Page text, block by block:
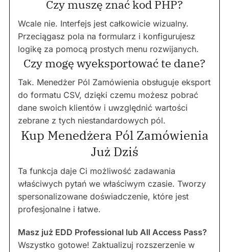
Czy muszę znać kod PHP?
Wcale nie. Interfejs jest całkowicie wizualny.
Przeciągasz pola na formularz i konfigurujesz
logikę za pomocą prostych menu rozwijanych.
Czy mogę wyeksportować te dane?
Tak. Menedżer Pól Zamówienia obsługuje eksport
do formatu CSV, dzięki czemu możesz pobrać
dane swoich klientów i uwzględnić wartości
zebrane z tych niestandardowych pól.
Kup Menedżera Pól Zamówienia
Już Dziś
Ta funkcja daje Ci możliwość zadawania
właściwych pytań we właściwym czasie. Tworzy
spersonalizowane doświadczenie, które jest
profesjonalne i łatwe.
Masz już EDD Professional lub All Access Pass?
Wszystko gotowe! Zaktualizuj rozszerzenie w